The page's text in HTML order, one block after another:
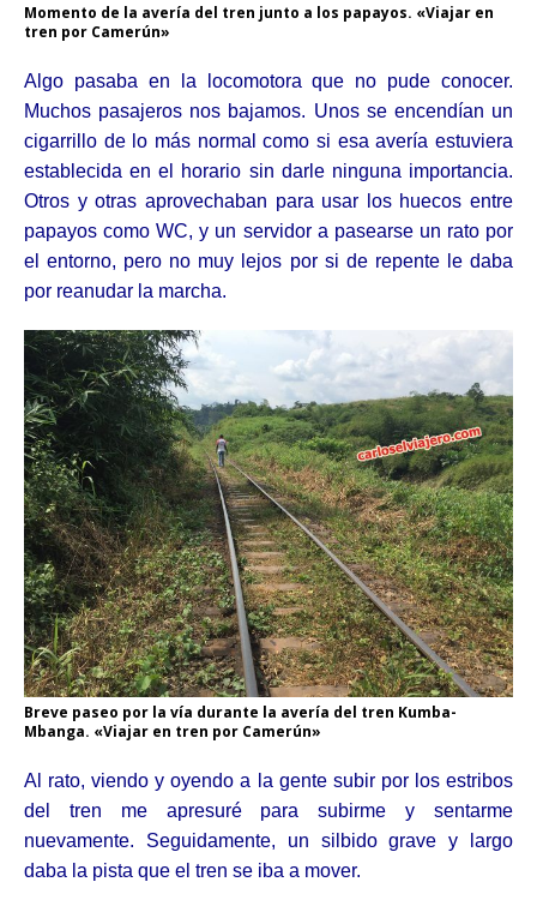
Momento de la avería del tren junto a los papayos. «Viajar en
tren por Camerún»
Algo pasaba en la locomotora que no pude conocer.
Muchos pasajeros nos bajamos. Unos se encendían un
cigarrillo de lo más normal como si esa avería estuviera
establecida en el horario sin darle ninguna importancia.
Otros y otras aprovechaban para usar los huecos entre
papayos como WC, y un servidor a pasearse un rato por
el entorno, pero no muy lejos por si de repente le daba
por reanudar la marcha.
Breve paseo por la vía durante la avería del tren Kumba-
Mbanga. «Viajar en tren por Camerún»
Al rato, viendo y oyendo a la gente subir por los estribos
del tren me apresuré para subirme y sentarme
nuevamente. Seguidamente, un silbido grave y largo
daba la pista que el tren se iba a mover.